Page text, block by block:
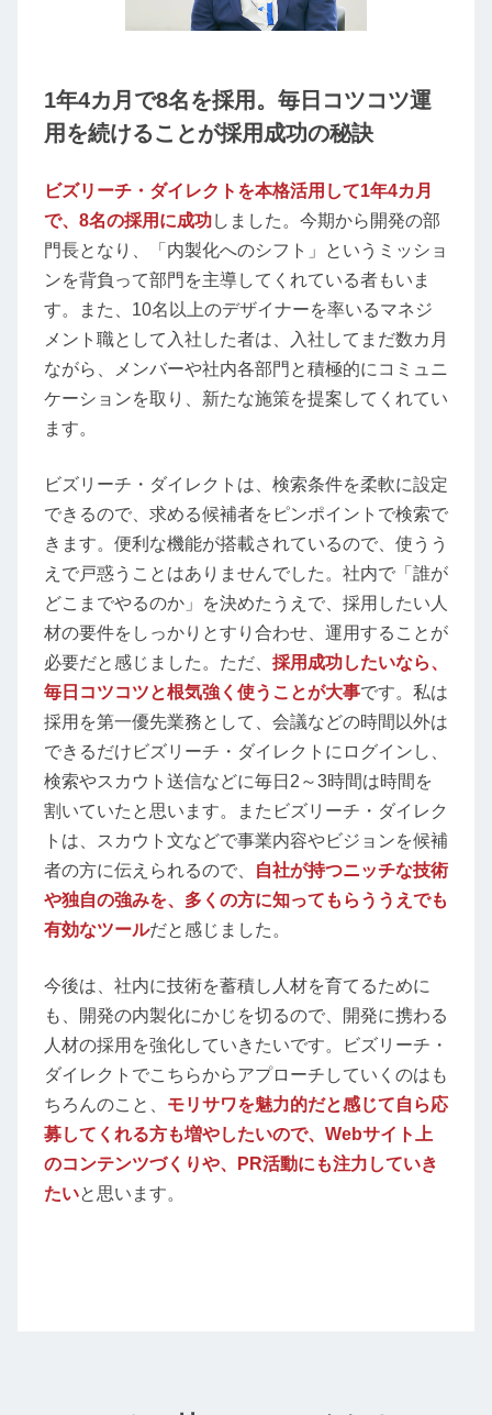
1年4カ月で8名を採用。毎日コツコツ運
用を続けることが採用成功の秘訣
ビズリーチ・ダイレクトを本格活用して1年4カ月
で、8名の採用に成功しました。今期から開発の部
門長となり、「内製化へのシフト」というミッショ
ンを背負って部門を主導してくれている者もいま
す。また、10名以上のデザイナーを率いるマネジ
メント職として入社した者は、入社してまだ数カ月
ながら、メンバーや社内各部門と積極的にコミュニ
ケーションを取り、新たな施策を提案してくれてい
ます。
ビズリーチ・ダイレクトは、検索条件を柔軟に設定
できるので、求める候補者をピンポイントで検索で
きます。便利な機能が搭載されているので、使うう
えで戸惑うことはありませんでした。社内で「誰が
どこまでやるのか」を決めたうえで、採用したい人
材の要件をしっかりとすり合わせ、運用することが
必要だと感じました。ただ、 採用成功したいなら、
毎日コツコツと根気強く使うことが大事です。私は
採用を第一優先業務として、会議などの時間以外は
できるだけビズリーチ・ダイレクトにログインし、
検索やスカウト送信などに毎日2～3時間は時間を
割いていたと思います。またビズリーチ・ダイレク
トは、スカウト文などで事業内容やビジョンを候補
者の方に伝えられるので、
自社が持つニッチな技術
や独自の強みを、多くの方に知ってもらううえでも
有効なツールだと感じました。
今後は、社内に技術を蓄積し人材を育てるために
も、開発の内製化にかじを切るので、開発に携わる
人材の採用を強化していきたいです。ビズリーチ・
ダイレクトでこちらからアプローチしていくのはも
ちろんのこと、 モリサワを魅力的だと感じて自ら応
募してくれる方も増やしたいので、Webサイト上
のコンテンツづくりや、PR活動にも注力していき
たいと思います。